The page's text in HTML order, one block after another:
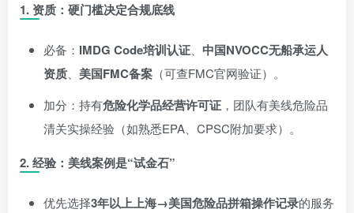
1. 资质：硬门槛决定合规底线
必备： IMDG Code培训认证
中国NVOCC无船承运人
资质
美国FMC备案 （可查FMC官网验证）。
加分：持有危险化学品经营许可证 ，团队有美线危险品
清关实操经验（如熟悉EPA、CPSC附加要求）。
2.经验：美线案例是“试金石”
优先选择3年以上上海→美国危险品拼箱操作记录的服务